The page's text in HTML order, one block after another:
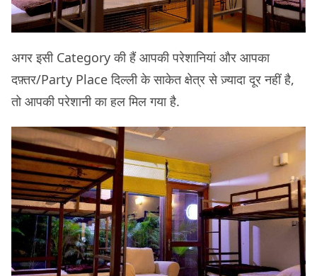
अगर इसी Category की हैं आपकी परेशानियां और आपका
दफ़्तर/Party Place दिल्ली के साकेत क्षेत्र से ज़्यादा दूर नहीं है,
तो आपकी परेशानी का हल मिल गया है.